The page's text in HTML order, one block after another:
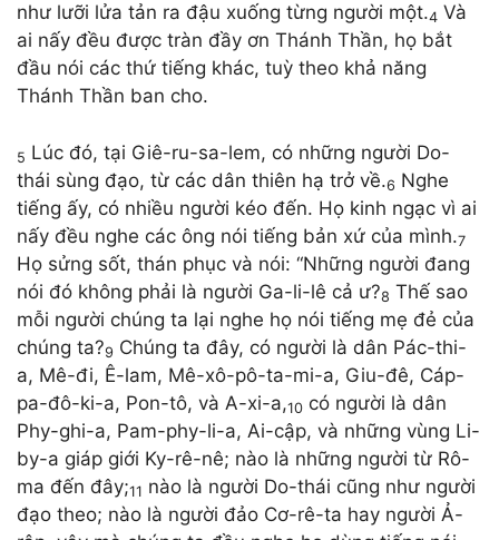
như lưỡi lửa tản ra đậu xuống từng người một.4 Và
ai nấy đều được tràn đầy ơn Thánh Thần, họ bắt
đầu nói các thứ tiếng khác, tuỳ theo khả năng
Thánh Thần ban cho.
5 Lúc đó, tại Giê-ru-sa-lem, có những người Do-
thái sùng đạo, từ các dân thiên hạ trở về.6 Nghe
tiếng ấy, có nhiều người kéo đến. Họ kinh ngạc vì ai
nấy đều nghe các ông nói tiếng bản xứ của mình.7
Họ sửng sốt, thán phục và nói: “Những người đang
nói đó không phải là người Ga-li-lê cả ư?8 Thế sao
mỗi người chúng ta lại nghe họ nói tiếng mẹ đẻ của
chúng ta?9 Chúng ta đây, có người là dân Pác-thi-
a, Mê-đi, Ê-lam, Mê-xô-pô-ta-mi-a, Giu-đê, Cáp-
pa-đô-ki-a, Pon-tô, và A-xi-a,10 có người là dân
Phy-ghi-a, Pam-phy-li-a, Ai-cập, và những vùng Li-
by-a giáp giới Ky-rê-nê; nào là những người từ Rô-
ma đến đây;11 nào là người Do-thái cũng như người
đạo theo; nào là người đảo Cơ-rê-ta hay người Ả-